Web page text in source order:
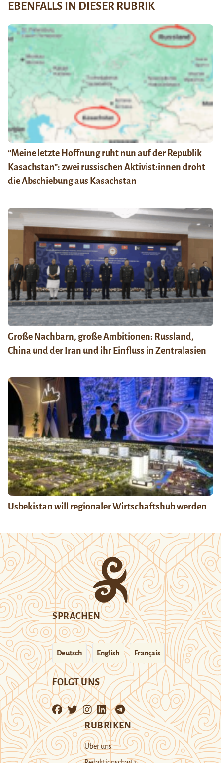
EBENFALLS IN DIESER RUBRIK
“Meine letzte Hoffnung ruht nun auf der Republik
Kasachstan”: zwei russischen Aktivist:innen droht
die Abschiebung aus Kasachstan
Große Nachbarn, große Ambitionen: Russland,
China und der Iran und ihr Einfluss in Zentralasien
Usbekistan will regionaler Wirtschaftshub werden
SPRACHEN
Deutsch English Français
FOLGT UNS
RUBRIKEN
Über uns